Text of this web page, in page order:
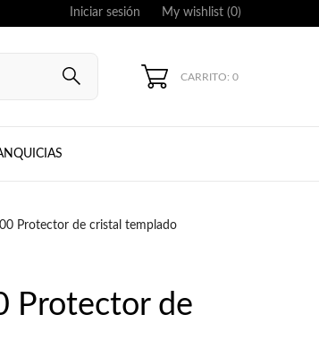
Iniciar sesión My wishlist (0)
CARRITO: 0
Protector de cristal templado
Protector de